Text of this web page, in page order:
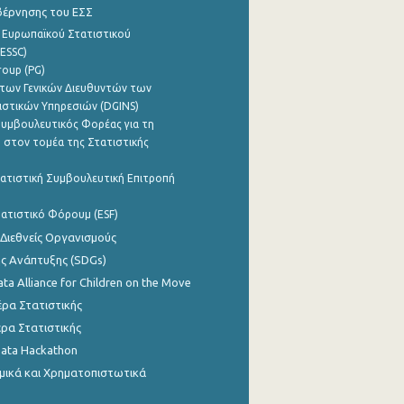
του ΕΣΣ
Στατιστικού
(PG)
Γενικών Διευθυντών των
Υπηρεσιών (DGINS)
Φορέας για τη
τομέα της Στατιστικής
Συμβουλευτική Επιτροπή
Φόρουμ (ESF)
Οργανισμούς
Ανάπτυξης (SDGs)
Alliance for Children on the Move
Στατιστικής
Στατιστικής
Hackathon
και Χρηματοπιστωτικά